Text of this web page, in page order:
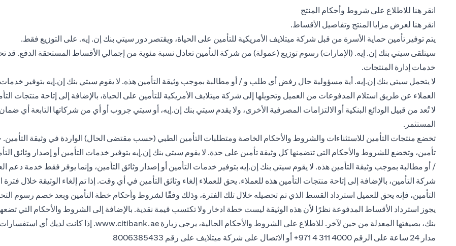
انقر هنا (opens in a new tab)للاطلاع على شروط وأحكام المنتج
انقر هنا (opens in a new tab)لعرض مزايا المنتج وتفاصيل الأقساط.
يتم توفير تأمين حماية الأسرة من قبل شركة ميتلايف الأمريكية للتأمين على الحياة، ويقتصر دور سيتي بنك إن. إيه. على التوزيع فقط.
سيتلقى سيتي بنك إن. إيه. (الإمارات) رسوم توزيع (عمولة) من شركة التأمين تعادل نسبة مئوية من إجمالي الأقساط المستحقة الدفع. قد
خدمات إدارة المنتجات.
لا يتحمل سيتي بنك إن.إيه. أية مسؤولية حال رفض أي طلب و / أو مطالبة بموجب وثيقة التأمين هذه. لا يقوم سيتي بنك إن.إيه بتوفير خدمات
العملاء عن طريق استلام المدفوعات من العميل وتحويلها إلى شركة ميتلايف الأمريكية للتأمين على الحياة، بالإضافة إلى إتاحة منتجات
لا تُعد من قبيل الودائع البنكية أو الالتزامات المصرفية الأخرى، ولا يقدم سيتي بنك إن.إيه، أو سيتي جروب أو أي من شركاتها التابعة أي
المستثمر.
تخضع منتجات التأمين للاستثناءات والشروط والأحكام الخاصة ومتطلبات التأمين الطبي (حسب مقتضى الحال) الواردة في وثيقة
تأمين، وتخضع للشروط والأحكام التي تتضمنها كل وثيقة تأمين على حدة. لا يقوم سيتي بنك إن.إيه بتوفير خدمات التأمين أو إصدار
/ أو مطالبة بموجب وثيقة التأمين هذه. لا يقوم سيتي بنك إن.إيه بتوفير خدمات التأمين أو إصدار وثائق التأمين، وإنما يوفر فقط خدمة
التأمين، فإنه يحق للعميل استرداد القسط الذي تم تحصيله خلال تلك الفترة، وذلك وفقًا لشروط وأحكام خطة التأمين وبعد خصم رسوم
يجوز استرداد الأقساط المدفوعة نظرًا لأن هذه الوثيقة ليست خطة ادخار ولا تكتسب قيمة نقدية. بالإضافة إلى الشروط والأحكام التي
مدار 24 ساعة على الرقم 4000 311 4 971+ أو الاتصال على شركة ميتلايف على رقم 8006385433